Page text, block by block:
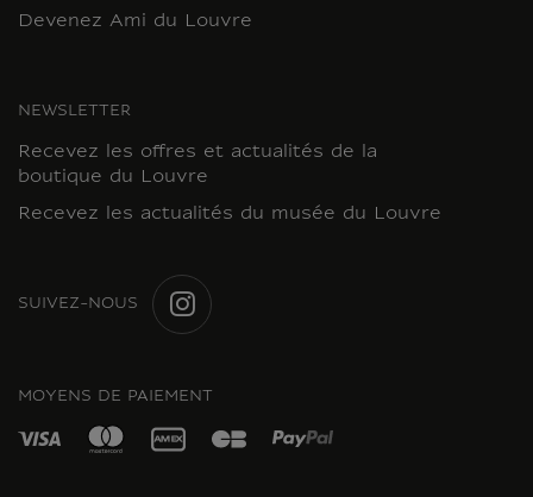
Devenez Ami du Louvre
NEWSLETTER
Recevez les offres et actualités de la
boutique du Louvre
Recevez les actualités du musée du Louvre
SUIVEZ-NOUS
MOYENS DE PAIEMENT